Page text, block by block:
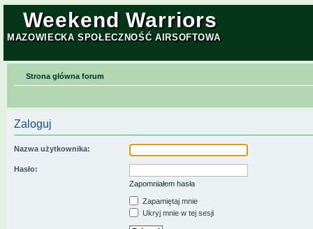
Weekend Warriors
MAZOWIECKA SPOŁECZNOŚĆ AIRSOFTOWA
Strona główna forum
Zaloguj
Nazwa użytkownika:
Hasło:
Zapomniałem hasła
Zapamiętaj mnie
Ukryj mnie w tej sesji